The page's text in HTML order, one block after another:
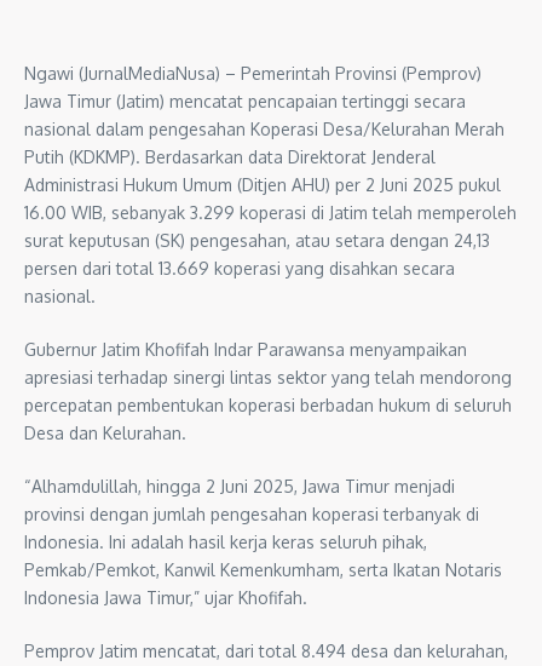
Ngawi (JurnalMediaNusa) – Pemerintah Provinsi (Pemprov)
Jawa Timur (Jatim) mencatat pencapaian tertinggi secara
nasional dalam pengesahan Koperasi Desa/Kelurahan Merah
Putih (KDKMP). Berdasarkan data Direktorat Jenderal
Administrasi Hukum Umum (Ditjen AHU) per 2 Juni 2025 pukul
16.00 WIB, sebanyak 3.299 koperasi di Jatim telah memperoleh
surat keputusan (SK) pengesahan, atau setara dengan 24,13
persen dari total 13.669 koperasi yang disahkan secara
nasional.
Gubernur Jatim Khofifah Indar Parawansa menyampaikan
apresiasi terhadap sinergi lintas sektor yang telah mendorong
percepatan pembentukan koperasi berbadan hukum di seluruh
Desa dan Kelurahan.
“Alhamdulillah, hingga 2 Juni 2025, Jawa Timur menjadi
provinsi dengan jumlah pengesahan koperasi terbanyak di
Indonesia. Ini adalah hasil kerja keras seluruh pihak,
Pemkab/Pemkot, Kanwil Kemenkumham, serta Ikatan Notaris
Indonesia Jawa Timur,” ujar Khofifah.
Pemprov Jatim mencatat, dari total 8.494 desa dan kelurahan,